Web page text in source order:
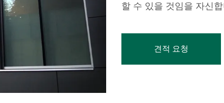
할 수 있을 것임을 자신
견적 요청